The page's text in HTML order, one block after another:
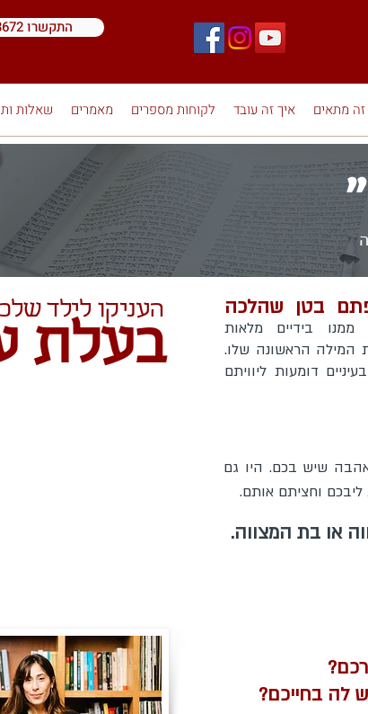
התקשרו 054-6533672
זה מתאים איך זה עובד לקוחות מספרים מאמרים שאלות
העניקו לילד
בעלת
בטן שהלכה
בידיים מלאות
הראשונה שלו.
דומעות ליוויתם
שיש בכם. היו גם
וחציתם אותם.
או בת המצווה.
לה בחייכם?